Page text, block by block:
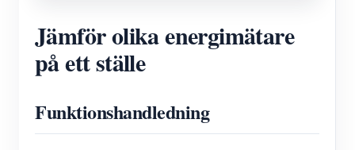
Jämför olika energimätare
på ett ställe
Funktionshandledning